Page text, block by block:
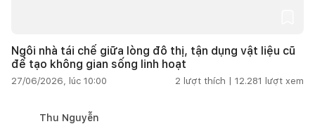
Ngôi nhà tái chế giữa lòng đô thị, tận dụng vật liệu cũ
để tạo không gian sống linh hoạt
27/06/2026, lúc 10:00 2 lượt thích | 12.281 lượt xem
Thu Nguyễn